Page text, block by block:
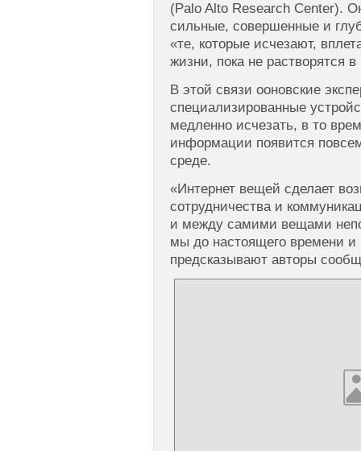
(Palo Alto Research Center).
сильные, совершенные и
«те, которые исчезают,
жизни, пока не растворятся в
В этой связи ооновские
специализированные
медленно исчезать, в то
информации появится
среде.
«Интернет вещей сделает
сотрудничества и
и между самими вещами
мы до настоящего времени
предсказывают авторы